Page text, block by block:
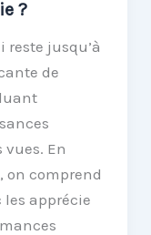
?
reste jusqu’à
de
En
on comprend
apprécie